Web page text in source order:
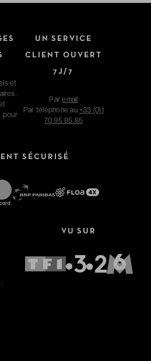
et
pour
UN SERVICE
CLIENT OUVERT
7J/7
Paremail
Par téléphone au +33 (0)1
70 95 85 85
SÉCURISÉ
VU SUR